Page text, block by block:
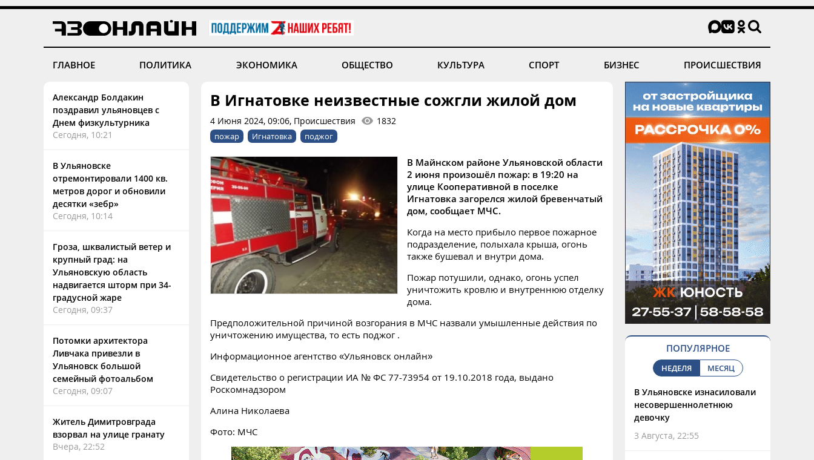
ГЛАВНОЕ ПОЛИТИКА ЭКОНОМИКА ОБЩЕСТВО КУЛЬТУРА СПОРТ БИЗНЕС ПРОИСШЕСТВИЯ
Александр Болдакин
поздравил ульяновцев с
Днем физкультурника
Сегодня, 10:21
В Ульяновске
отремонтировали 1400 кв.
метров дорог и обновили
десятки «зебр»
Сегодня, 10:14
Гроза, шквалистый ветер и
крупный град: на
Ульяновскую область
надвигается шторм при 34-
градусной жаре
Сегодня, 09:37
Потомки архитектора
Ливчака привезли в
Ульяновск большой
семейный фотоальбом
Сегодня, 09:07
Житель Димитровграда
взорвал на улице гранату
Вчера, 22:52
В Игнатовке неизвестные сожгли жилой дом
4 Июня 2024, 09:06, Происшествия 1832
пожар Игнатовка поджог
В Майнском районе Ульяновской области
2 июня произошёл пожар: в 19:20 на
улице Кооперативной в поселке
Игнатовка загорелся жилой бревенчатый
дом, сообщает МЧС.
Когда на место прибыло первое пожарное
подразделение, полыхала крыша, огонь
также бушевал и внутри дома.
Пожар потушили, однако, огонь успел
уничтожить кровлю и внутреннюю отделку
дома.
Предположительной причиной возгорания в МЧС назвали умышленные действия по
уничтожению имущества, то есть поджог .
Информационное агентство «Ульяновск онлайн»
Свидетельство о регистрации ИА № ФС 77-73954 от 19.10.2018 года, выдано
Роскомнадзором
Алина Николаева
Фото: МЧС
ПОПУЛЯРНОЕ
НЕДЕЛЯ МЕСЯЦ
В Ульяновске изнасиловали
несовершеннолетнюю
девочку
3 Августа, 22:55